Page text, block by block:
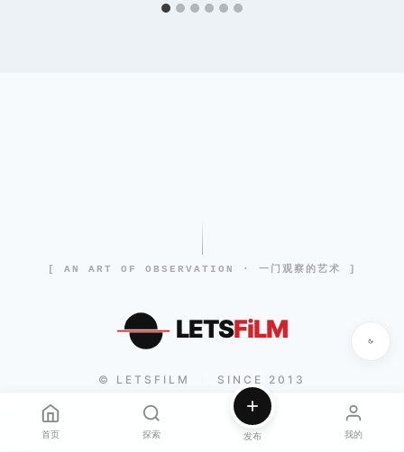
[ AN ART OF OBSERVATION · 一门观察的艺术 ]
LETSFiLM
© LETSFILM SINCE 2013
首页 探索 发布 我的